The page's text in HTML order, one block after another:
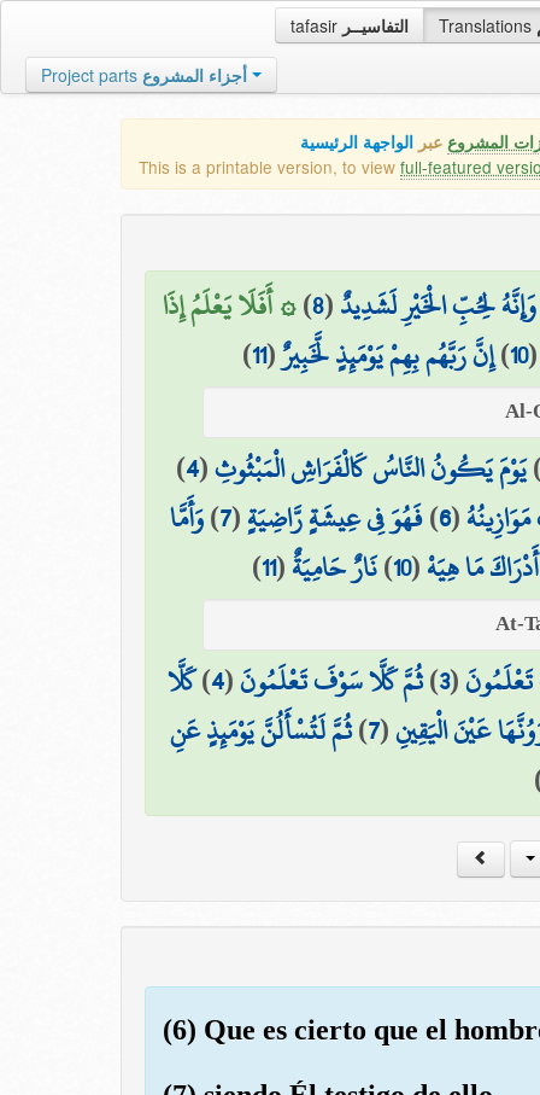
tafasir التفاسيــر Translations
Project parts أجزاء المشروع
المشروع عبر الواجهة الرئيسية
This is a printable version, to view full-featured
وَإِنَّهُ لِحُبِّ الْخَيْرِ لَشَدِيدٌ(
8
)۞ أَفَلَا يَعْلَمُ إِذَا
10
)إِنَّ رَبَّهُم بِهِمْ يَوْمَئِذٍ لَّخَبِيرٌ(
11
)
يَوْمَ يَكُونُ النَّاسُ كَالْفَرَاشِ الْمَبْثُوثِ(
4
)
(
6
)فَهُوَ فِي عِيشَةٍ رَّاضِيَةٍ(
7
)وَأَمَّا
مَا هِيَهْ(
10
)نَارٌ حَامِيَةٌ(
11
)
(
3
)ثُمَّ كَلَّا سَوْفَ تَعْلَمُونَ(
4
)كَلَّا
عَيْنَ الْيَقِينِ(
7
)ثُمَّ لَتُسْأَلُنَّ يَوْمَئِذٍ عَنِ
(6) Que es cierto que el